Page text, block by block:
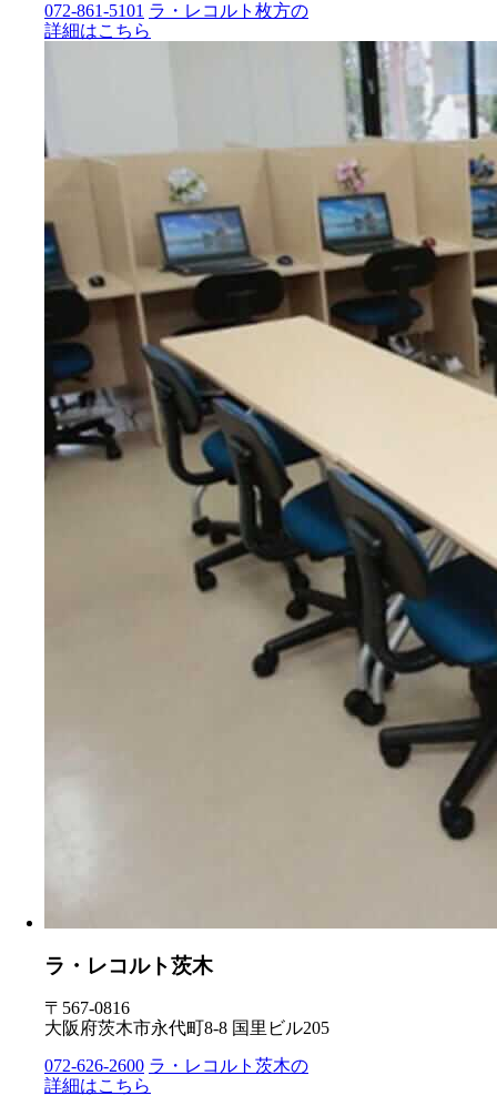
072-861-5101 ラ・レコルト枚方の
詳細はこちら
ラ・レコルト茨木
〒567-0816
大阪府茨木市永代町8-8 国里ビル205
072-626-2600 ラ・レコルト茨木の
詳細はこちら